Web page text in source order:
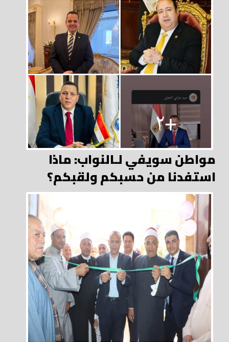
مواطن سويفي لـالنواب: ماذا
استفدنا من حسبكم ولقبكم؟